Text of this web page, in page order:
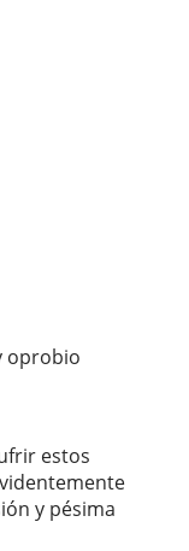
oprobio
estos
y pésima